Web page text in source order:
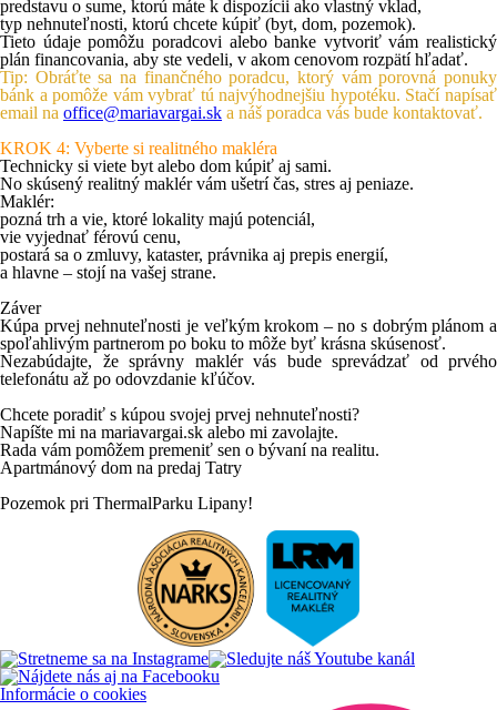
predstavu o sume, ktorú máte k dispozícii ako vlastný vklad,
typ nehnuteľnosti, ktorú chcete kúpiť (byt, dom, pozemok).
Tieto údaje pomôžu poradcovi alebo banke vytvoriť vám realistický
plán financovania, aby ste vedeli, v akom cenovom rozpätí hľadať.
Tip: Obráťte sa na finančného poradcu, ktorý vám porovná ponuky
bánk a pomôže vám vybrať tú najvýhodnejšiu hypotéku. Stačí napísať
email na office@mariavargai.sk a náš poradca vás bude kontaktovať.
KROK 4: Vyberte si realitného makléra
Technicky si viete byt alebo dom kúpiť aj sami.
No skúsený realitný maklér vám ušetrí čas, stres aj peniaze.
Maklér:
pozná trh a vie, ktoré lokality majú potenciál,
vie vyjednať férovú cenu,
postará sa o zmluvy, kataster, právnika aj prepis energií,
a hlavne – stojí na vašej strane.
Záver
Kúpa prvej nehnuteľnosti je veľkým krokom – no s dobrým plánom a
spoľahlivým partnerom po boku to môže byť krásna skúsenosť.
Nezabúdajte, že správny maklér vás bude sprevádzať od prvého
telefonátu až po odovzdanie kľúčov.
Chcete poradiť s kúpou svojej prvej nehnuteľnosti?
Napíšte mi na mariavargai.sk alebo mi zavolajte.
Rada vám pomôžem premeniť sen o bývaní na realitu.
Apartmánový dom na predaj Tatry
Pozemok pri ThermalParku Lipany!
Informácie o cookies